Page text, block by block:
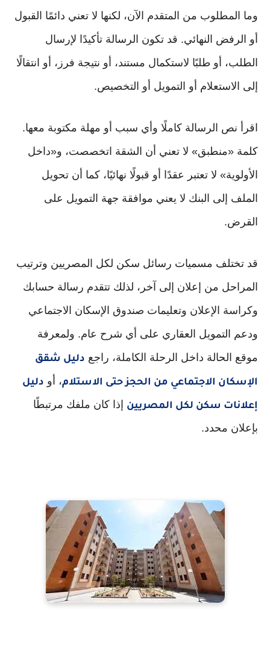
وما المطلوب من المتقدم الآن، لكنها لا تعني دائمًا القبول
أو الرفض النهائي. قد تكون الرسالة تأكيدًا لإرسال
الطلب، أو طلبًا لاستكمال مستند، أو نتيجة فرز، أو انتقالًا
إلى الاستعلام أو التمويل أو التخصيص.
اقرأ نص الرسالة كاملًا وأي سبب أو مهلة مكتوبة معها.
كلمة «منطبق» لا تعني أن الشقة اتخصصت، و«داخل
الأولوية» لا تعتبر عقدًا أو قبولًا نهائيًا، كما أن تحويل
الملف إلى البنك لا يعني موافقة جهة التمويل على
القرض.
قد تختلف مسميات رسائل سكن لكل المصريين وترتيب
المراحل من إعلان إلى آخر، لذلك تتقدم رسالة حسابك
وكراسة الإعلان وتعليمات صندوق الإسكان الاجتماعي
ودعم التمويل العقاري على أي شرح عام. ولمعرفة
موقع الحالة داخل الرحلة الكاملة، راجع دليل شقق
الإسكان الاجتماعي من الحجز حتى الاستلام، أو دليل
إعلانات سكن لكل المصريين
إذا كان ملفك مرتبطًا
بإعلان محدد.